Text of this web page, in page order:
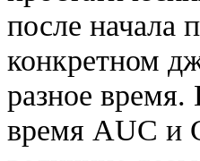
после начала
конкретном
разное
время AUC и